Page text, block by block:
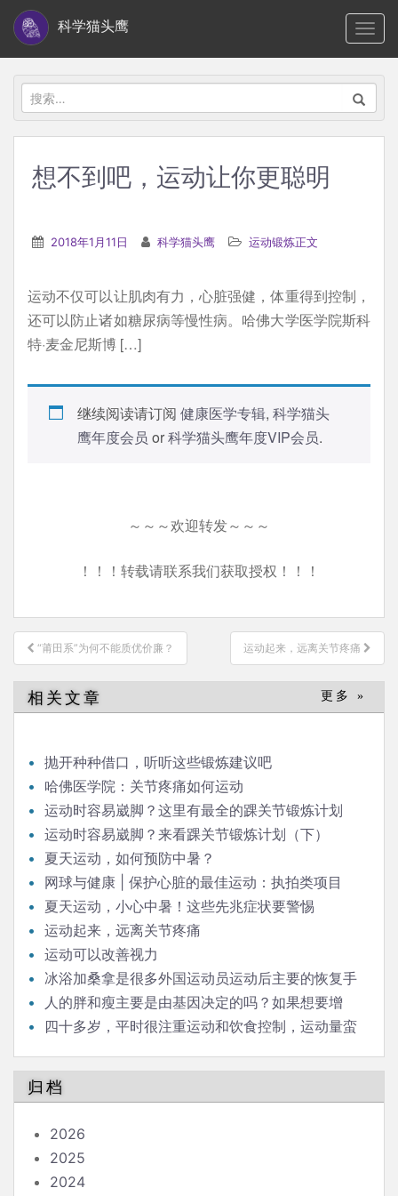
i
科学猫头鹰
搜
索：
想不到吧，运动让你更聪明
2018年1月11日 科学猫头鹰 运动锻炼正文
运动不仅可以让肌肉有力，心脏强健，体重得到控制，
还可以防止诸如糖尿病等慢性病。哈佛大学医学院斯科
特·麦金尼斯博 […]
继续阅读请订阅 健康医学专辑, 科学猫头
鹰年度会员 or科学猫头鹰年度VIP会员.
～～～欢迎转发～～～
！！！转载请联系我们获取授权！！！
文
章
导
航
“莆田系”为何不能质优价廉？ 运动起来，远离关节疼痛
相关文章 更多 »
抛开种种借口，听听这些锻炼建议吧
哈佛医学院：关节疼痛如何运动
运动时容易崴脚？这里有最全的踝关节锻炼计划
（上）
运动时容易崴脚？来看踝关节锻炼计划（下）
夏天运动，如何预防中暑？
网球与健康 | 保护心脏的最佳运动：执拍类项目
夏天运动，小心中暑！这些先兆症状要警惕
运动起来，远离关节疼痛
运动可以改善视力
冰浴加桑拿是很多外国运动员运动后主要的恢复手
段，请问科学依据是什么？
人的胖和瘦主要是由基因决定的吗？如果想要增
肥，运动量需要增加吗？
四十多岁，平时很注重运动和饮食控制，运动量蛮
归档
2026
2025
2024